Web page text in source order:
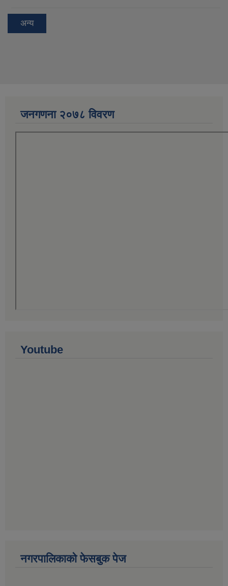
अन्य
जनगणना २०७८ विवरण
Youtube
नगरपालिकाको फेसबुक पेज